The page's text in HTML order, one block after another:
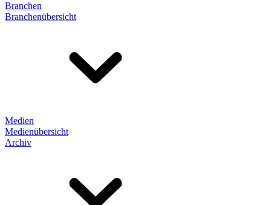
Branchen
Branchenübersicht
Medien
Medienübersicht
Archiv